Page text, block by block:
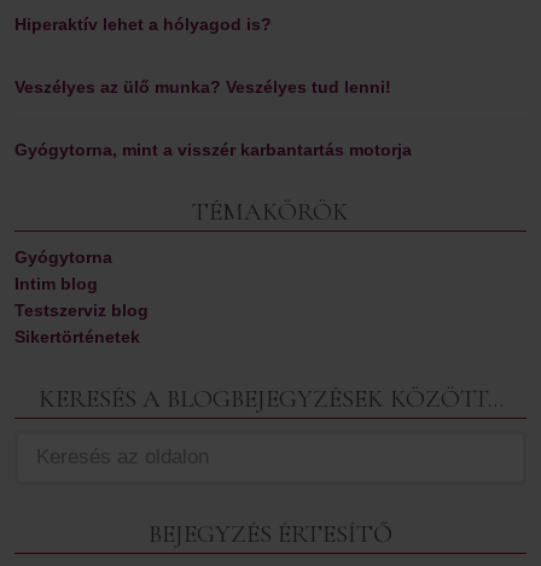
Hiperaktív lehet a hólyagod is?
Veszélyes az ülő munka? Veszélyes tud lenni!
Gyógytorna, mint a visszér karbantartás motorja
TÉMAKÖRÖK
Gyógytorna
Intim blog
Testszerviz blog
Sikertörténetek
KERESÉS A BLOGBEJEGYZÉSEK KÖZÖTT…
BEJEGYZÉS ÉRTESÍTŐ